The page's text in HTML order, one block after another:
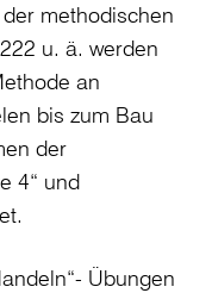
methodischen
u. ä. werden
an
bis zum Bau
der
4“ und
Übungen